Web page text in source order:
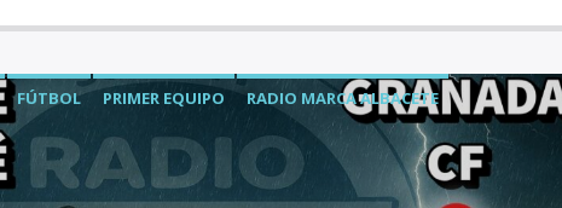
FÚTBOL PRIMER EQUIPO
RADIO MARCA ALBACETE